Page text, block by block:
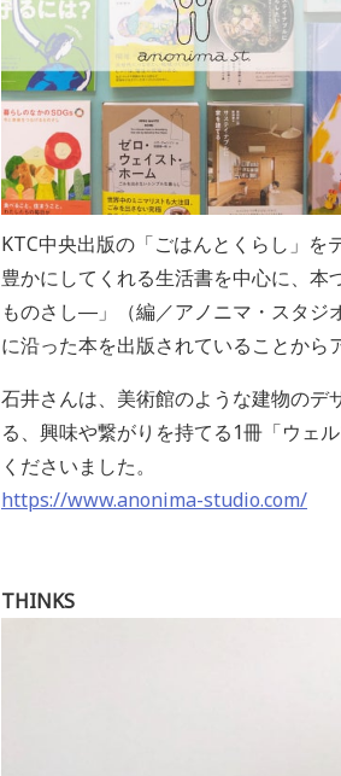
KTC中央出版の「ごはんとくらし」を
豊かにしてくれる生活書を中心に、
ものさし―」（編／アノニマ・スタジ
に沿った本を出版されていることから
石井さんは、美術館のような建物の
る、興味や繋がりを持てる1冊「ウ
くださいました。
https://www.anonima-studio.com/
THINKS